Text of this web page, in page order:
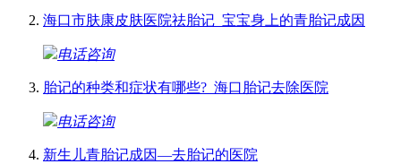
海口市肤康皮肤医院祛胎记_宝宝身上的青胎记成因
电话咨询
胎记的种类和症状有哪些?_海口胎记去除医院
电话咨询
新生儿青胎记成因—去胎记的医院